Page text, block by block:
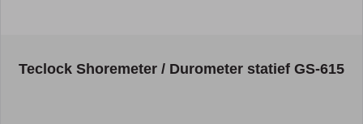
Teclock Shoremeter / Durometer statief GS-615
The price depends on the options chosen on the product page